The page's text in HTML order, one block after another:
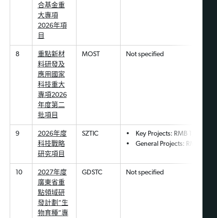
合基金重
大專項
2026年項
目
8
重點新材
料研發及
應用國家
科技重大
專項2026
年度第二
批項目
MOST Not specified
9
2026年度
科技戰略
研究項目
SZTIC
• Key Projects: RMB
• General Projects: RMB
10
2027年度
廣東省重
點領域研
發計劃“生
物育種”專
GDSTC Not specified